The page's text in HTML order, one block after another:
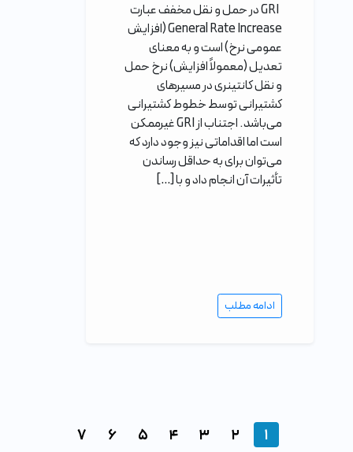
GRI در حمل و نقل مخفف عبارت
General Rate Increase (افزایش
عمومی نرخ) است و به معنای
تعدیل (معمولاً افزایش) نرخ حمل
و نقل کانتینری در مسیرهای
کشتیرانی توسط خطوط کشتیرانی
می‌باشد. اجتناب از GRI غیرممکن
است اما اقداماتی نیز وجود دارد که
می‌توان برای به حداقل رساندن
تأثیرات آن انجام داد و با […]
ادامه مطلب
١ ٢ ٣ ۴ ۵ ۶ ٧